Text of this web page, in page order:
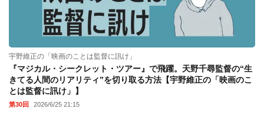
宇野維正の「映画のことは監督に訊け」
『マジカル・シークレット・ツアー』で飛躍。天野千尋監督の“生
きてる人間のリアリティ”を切り取る方法【宇野維正の「映画のこ
とは監督に訊け」】
第30回 2026/6/25 21:15